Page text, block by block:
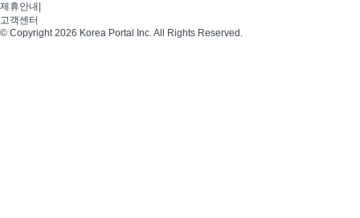
제휴안내
고객센터
© Copyright 2026 Korea Portal Inc. All Rights Reserved.